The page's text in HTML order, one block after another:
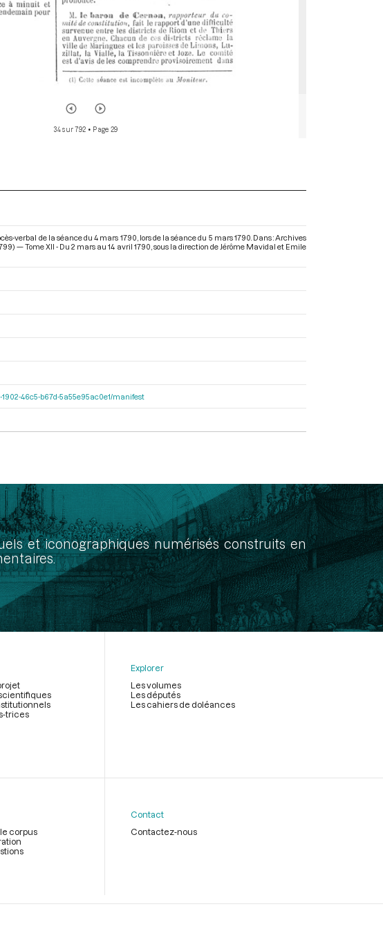
34 sur 792 • Page 29
verbal de la séance du 4 mars 1790, lors de la séance du 5 mars 1790. Dans : Archives
— Tome XII - Du 2 mars au 14 avril 1790 , sous la direction de Jérôme Mavidal et Emile
1902-46c5-b67d-5a55e95ac0e1/manifest
et iconographiques numérisés construits en
trices
Explorer
Les volumes
Les députés
Les cahiers de doléances
corpus
Contact
Contactez-nous